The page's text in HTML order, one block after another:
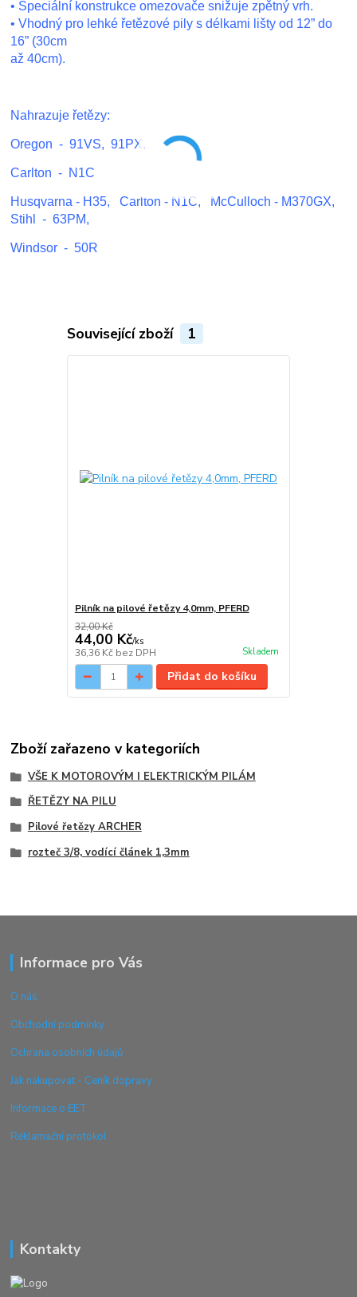
• Speciální konstrukce omezovače snižuje zpětný vrh.
• Vhodný pro lehké řetězové pily s délkami lišty od 12” do
16” (30cm
až 40cm).
Nahrazuje řetězy:
Oregon - 91VS, 91PX,
Carlton - N1C
Husqvarna - H35, Carlton - N1C, McCulloch - M370GX,
Stihl - 63PM,
Windsor - 50R
Související zboží 1
Pilník na pilové řetězy 4,0mm, PFERD
32,00 Kč
44,00 Kč/ks
36,36 Kč bez DPH Skladem
Přidat do košíku
Zboží zařazeno v kategoriích
VŠE K MOTOROVÝM I ELEKTRICKÝM PILÁM
ŘETĚZY NA PILU
Pilové řetězy ARCHER
rozteč 3/8, vodící článek 1,3mm
Informace pro Vás
O nás
Obchodní podmínky
Ochrana osobních údajů
Jak nakupovat - Ceník dopravy
Informace o EET
Reklamační protokol
Kontakty